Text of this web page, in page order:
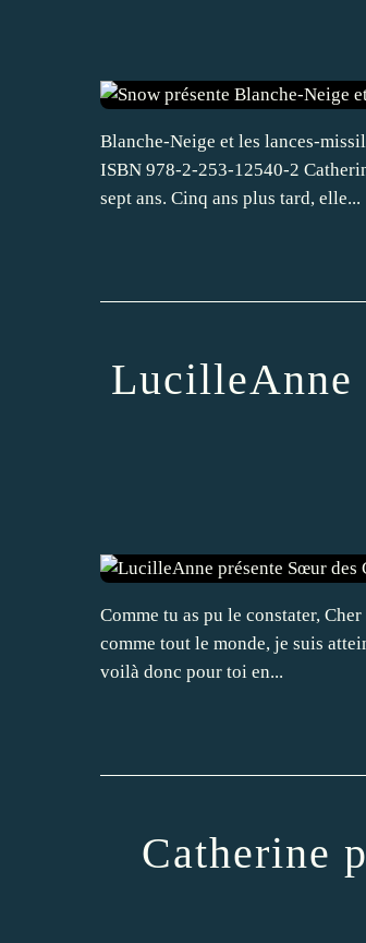
Blanche-Neige et les lances-
ISBN 978-2-253-12540-2
sept ans. Cinq ans plus tard, elle...
LucilleAnne
Comme tu as pu le constater,
comme tout le monde, je suis
voilà donc pour toi en...
Catherine